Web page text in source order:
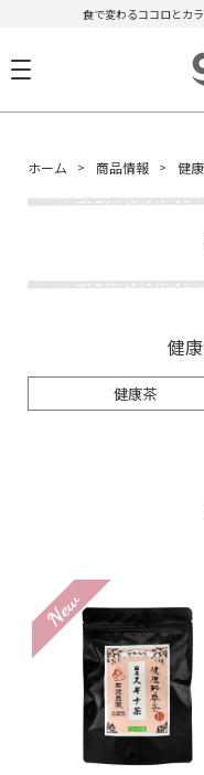
食で変わるココロとカ
ホーム 商品情報 健
健
健康茶